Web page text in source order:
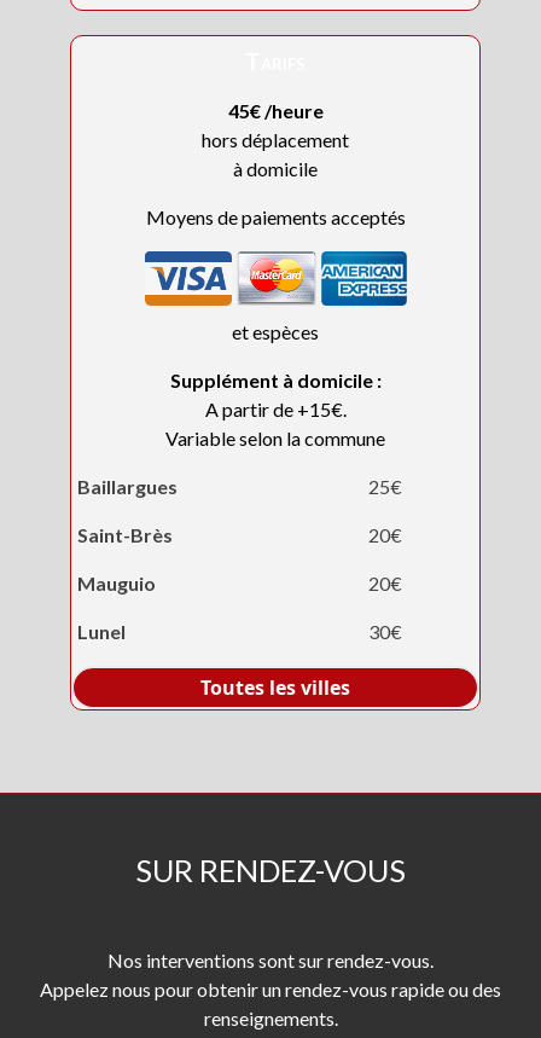
45€ /heure
hors déplacement
à domicile
Moyens de paiements acceptés
et espèces
Supplément à domicile :
A partir de +15€.
Variable selon la commune
Baillargues 25€
Saint-Brès 20€
Mauguio 20€
Lunel 30€
Toutes les villes
SUR RENDEZ-VOUS
Nos interventions sont sur rendez-vous.
Appelez nous pour obtenir un rendez-vous rapide ou des
renseignements.